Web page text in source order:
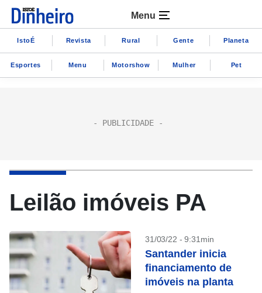
Menu
IstoÉ Revista Rural Gente Planeta
Esportes Menu Motorshow Mulher Pet
Leilão imóveis PA
31/03/22 - 9:31min
Santander inicia
financiamento de
imóveis na planta